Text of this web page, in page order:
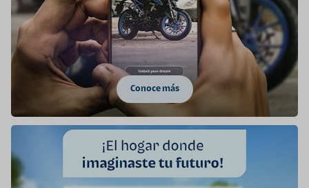
Conoce más